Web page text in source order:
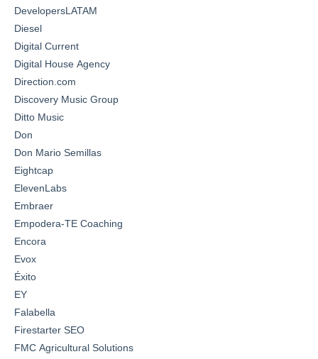
DevelopersLATAM
Diesel
Digital Current
Digital House Agency
Direction.com
Discovery Music Group
Ditto Music
Don
Don Mario Semillas
Eightcap
ElevenLabs
Embraer
Empodera-TE Coaching
Encora
Evox
Éxito
EY
Falabella
Firestarter SEO
FMC Agricultural Solutions